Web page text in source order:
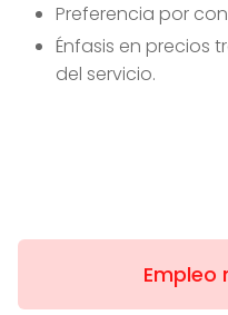
Preferencia por
Énfasis en precios
del servicio.
Empleo